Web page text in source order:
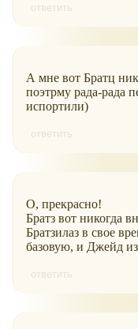
ответить
А мне вот Братц
поэтрму рада-рада
испортили)
ответить
О, прекрасно!
Братз вот никогда
Братзилаз в свое
базовую, и Джейд
ответить